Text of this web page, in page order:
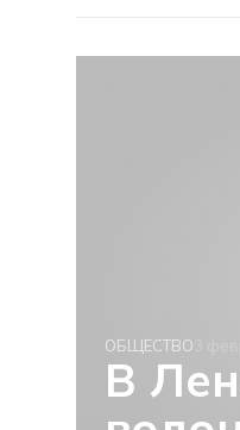
ОБЩЕСТВО
В